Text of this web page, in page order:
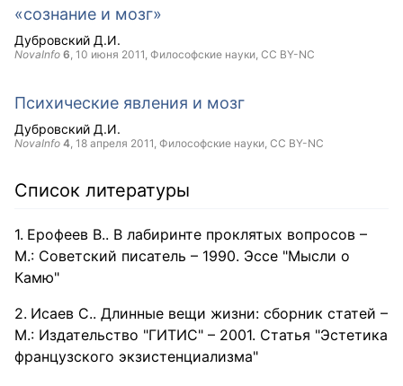
«сознание и мозг»
Дубровский Д.И.
NovaInfo 6, 10 июня 2011, Философские науки, CC BY-NC
Психические явления и мозг
Дубровский Д.И.
NovaInfo 4, 18 апреля 2011, Философские науки, CC BY-NC
Список литературы
Ерофеев В.. В лабиринте проклятых вопросов –
М.: Советский писатель – 1990. Эссе "Мысли о
Камю"
Исаев С.. Длинные вещи жизни: сборник статей –
М.: Издательство "ГИТИС" – 2001. Статья "Эстетика
французского экзистенциализма"